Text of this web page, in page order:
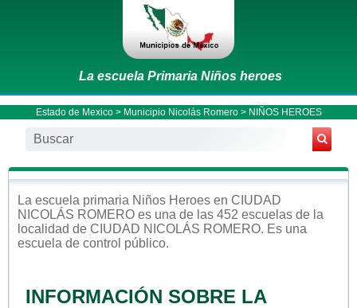
La escuela Primaria Niños heroes
Estado de Mexico> Municipio Nicolás Romero> NIÑOS HEROES
La escuela primaria Niños Heroes en CIUDAD
NICOLÁS ROMERO es una de las 452 escuelas de la
localidad de CIUDAD NICOLÁS ROMERO. Es una
escuela de control público.
INFORMACIÓN SOBRE LA